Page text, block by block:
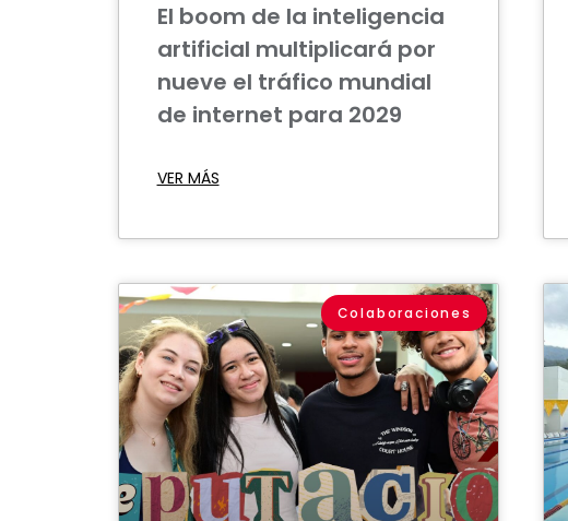
El boom de la inteligencia
artificial multiplicará por
nueve el tráfico mundial
de internet para 2029
VER MÁS
Colaboraciones